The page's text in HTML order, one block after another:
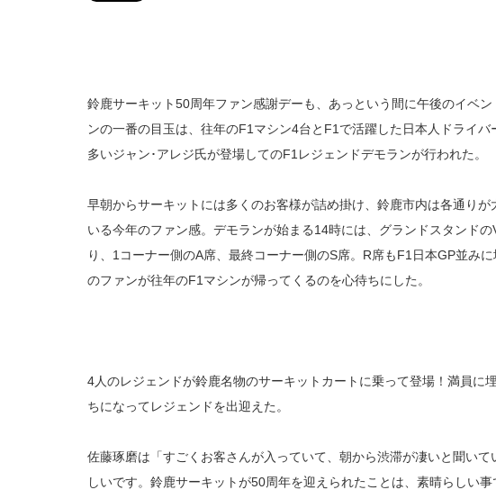
鈴鹿サーキット50周年ファン感謝デーも、あっという間に午後のイベ
ンの一番の目玉は、往年のF1マシン4台とF1で活躍した日本人ドライ
多いジャン･アレジ氏が登場してのF1レジェンドデモランが行われた。
早朝からサーキットには多くのお客様が詰め掛け、鈴鹿市内は各通り
いる今年のファン感。デモランが始まる14時には、グランドスタンド
り、1コーナー側のA席、最終コーナー側のS席。R席もF1日本GP並み
のファンが往年のF1マシンが帰ってくるのを心待ちにした。
4人のレジェンドが鈴鹿名物のサーキットカートに乗って登場！満員に
ちになってレジェンドを出迎えた。
佐藤琢磨は「すごくお客さんが入っていて、朝から渋滞が凄いと聞いて
しいです。鈴鹿サーキットが50周年を迎えられたことは、素晴らしい